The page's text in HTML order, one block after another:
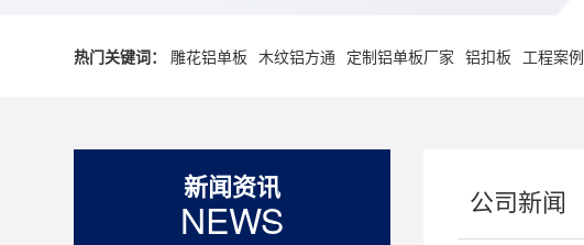
热门关键词： 雕花铝单板 木纹铝方通 定制铝单板厂家 铝扣板 工程案例
新闻资讯
NEWS 公司新闻